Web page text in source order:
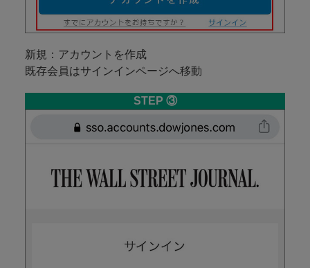
新規：アカウントを作成
既存会員はサインインページへ移動
STEP ③